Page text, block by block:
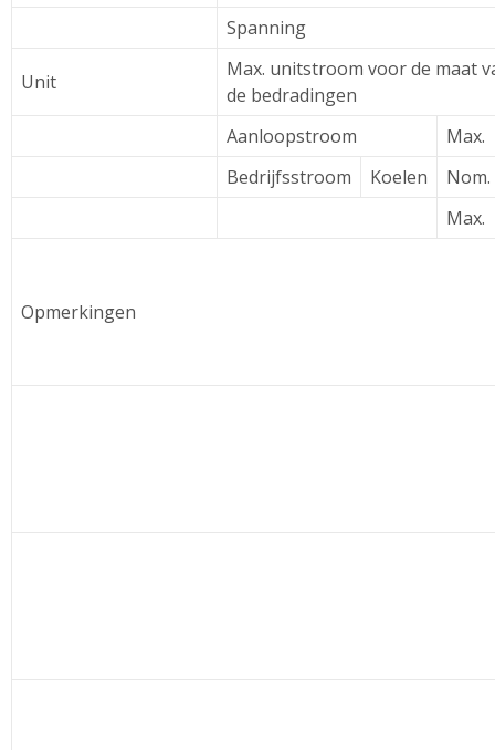
Spanning
Unit
Max. unitstroom voor de maat
de bedradingen
Aanloopstroom
Max.
Bedrijfsstroom
Koelen
Nom.
Max.
Opmerkingen